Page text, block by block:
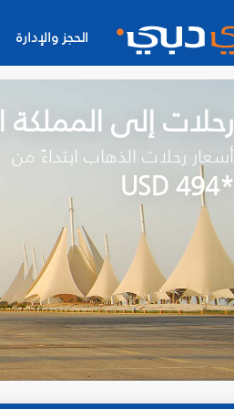
الحجز والإدارة
رحلات إلى المملكة
أسعار رحلات الذهاب ابتداءً من
*USD 494